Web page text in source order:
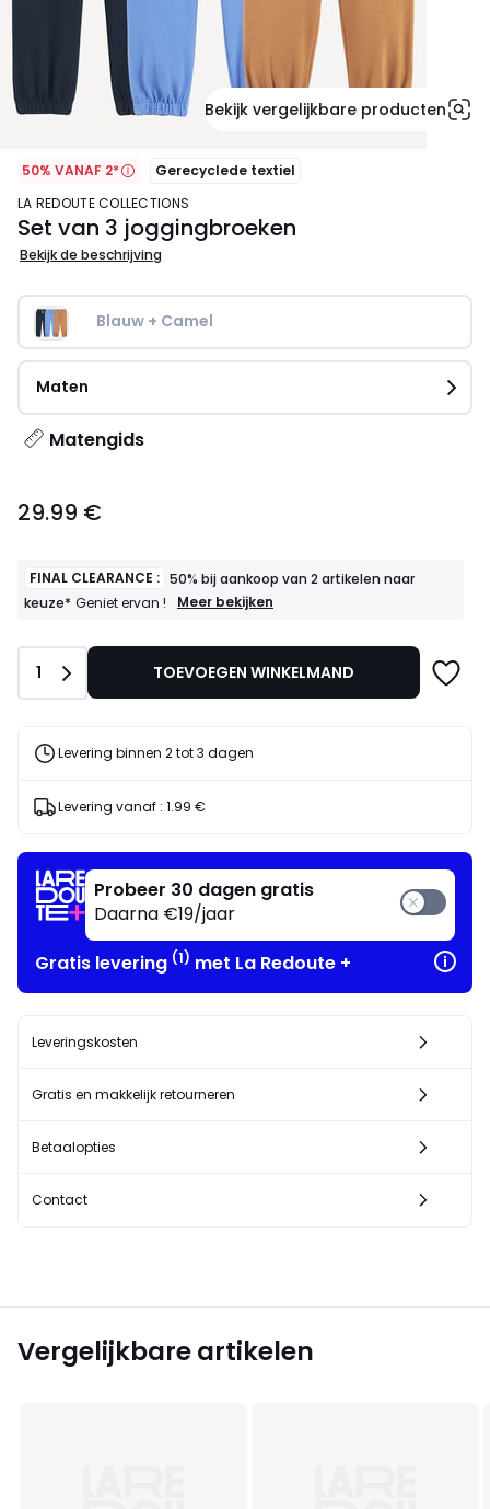
Bekijk vergelijkbare producten
50% VANAF 2*
Gerecyclede textiel
LA REDOUTE COLLECTIONS
Set van 3 joggingbroeken
Bekijk de beschrijving
Blauw + Camel
Maten
Matengids
€.
29.99 €
FINAL CLEARANCE : 50% bij aankoop van 2 artikelen naar
keuze* Geniet ervan !
FINAL
bij
artikelen
Geniet
Meer bekijken
Aantal
1 TOEVOEGEN WINKELMAND
Levering binnen 2 tot 3 dagen
Levering vanaf : 1.99 €
Probeer 30 dagen gratis
Daarna €19/jaar
Gratis levering (1) met La Redoute +
Leveringskosten
Gratis en makkelijk retourneren
Betaalopties
Contact
Vergelijkbare artikelen